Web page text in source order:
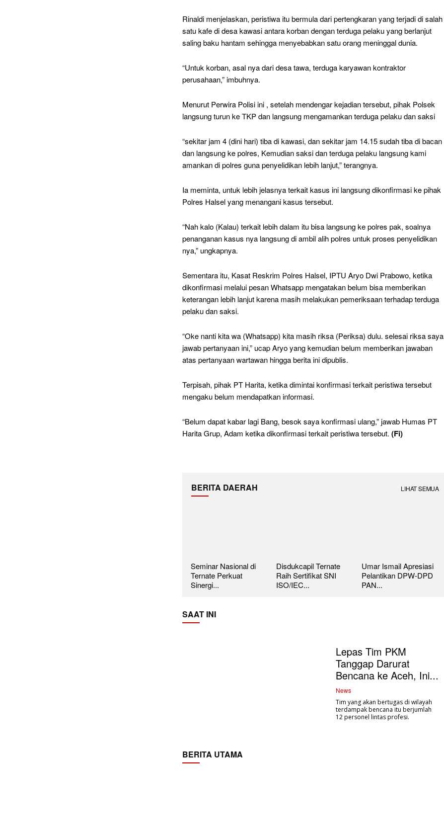
Rinaldi menjelaskan, peristiwa itu bermula dari pertengkaran yang terjadi di salah
satu kafe di desa kawasi antara korban dengan terduga pelaku yang berlanjut
saling baku hantam sehingga menyebabkan satu orang meninggal dunia.
“Untuk korban, asal nya dari desa tawa, terduga karyawan kontraktor
perusahaan,” imbuhnya.
Menurut Perwira Polisi ini , setelah mendengar kejadian tersebut, pihak Polsek
langsung turun ke TKP dan langsung mengamankan terduga pelaku dan saksi
“sekitar jam 4 (dini hari) tiba di kawasi, dan sekitar jam 14.15 sudah tiba di bacan
dan langsung ke polres, Kemudian saksi dan terduga pelaku langsung kami
amankan di polres guna penyelidikan lebih lanjut,” terangnya.
Ia meminta, untuk lebih jelasnya terkait kasus ini langsung dikonfirmasi ke pihak
Polres Halsel yang menangani kasus tersebut.
“Nah kalo (Kalau) terkait lebih dalam itu bisa langsung ke polres pak, soalnya
penanganan kasus nya langsung di ambil alih polres untuk proses penyelidikan
nya,” ungkapnya.
Sementara itu, Kasat Reskrim Polres Halsel, IPTU Aryo Dwi Prabowo, ketika
dikonfirmasi melalui pesan Whatsapp mengatakan belum bisa memberikan
keterangan lebih lanjut karena masih melakukan pemeriksaan terhadap terduga
pelaku dan saksi.
“Oke nanti kita wa (Whatsapp) kita masih riksa (Periksa) dulu. selesai riksa saya
jawab pertanyaan ini,” ucap Aryo yang kemudian belum memberikan jawaban
atas pertanyaan wartawan hingga berita ini dipublis.
Terpisah, pihak PT Harita, ketika dimintai konfirmasi terkait peristiwa tersebut
mengaku belum mendapatkan informasi.
“Belum dapat kabar lagi Bang, besok saya konfirmasi ulang,” jawab Humas PT
Harita Grup, Adam ketika dikonfirmasi terkait peristiwa tersebut. (Fi)
BERITA DAERAH LIHAT SEMUA
Seminar Nasional di
Ternate Perkuat
Sinergi...
Disdukcapil Ternate
Raih Sertifikat SNI
ISO/IEC...
Umar Ismail Apresiasi
Pelantikan DPW-DPD
PAN...
SAAT INI
Lepas Tim PKM
Tanggap Darurat
Bencana ke Aceh, Ini...
News
Tim yang akan bertugas di wilayah
terdampak bencana itu berjumlah
12 personel lintas profesi.
BERITA UTAMA